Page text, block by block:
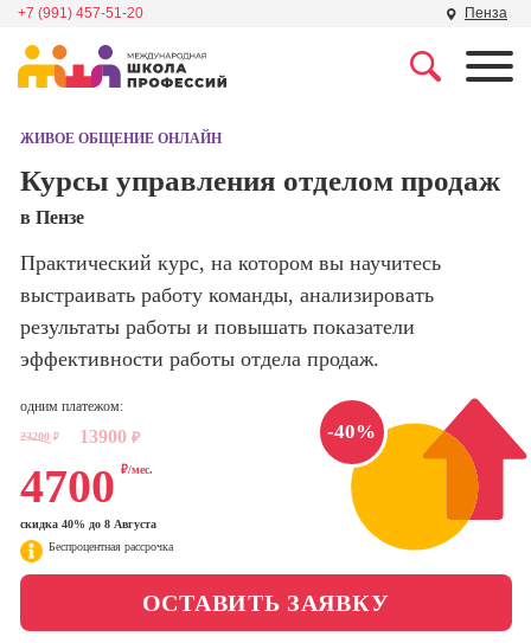
+7 (991) 457-51-20 Пенза
Школа дизайна
программирования
Школа психологии
мастерства
Школа бизнеса и
управления
Фотошкола
Школа медиа
поисковой
продвижение
сайтов)
Профессия
Профессия
Менеджер по
маркетингу в
социальных
сетях (SMM-
менеджер)
Специалист по
таргетингу
ЖИВОЕ ОБЩЕНИЕ ОНЛАЙН
Курсы управления отделом продаж
в Пензе
Практический курс, на котором вы научитесь
выстраивать работу команды, анализировать
результаты работы и повышать показатели
эффективности работы отдела продаж.
-40%
одним платежом:
23200 ₽ 13900 ₽
4700 ₽/мес.
скидка 40% до 8 Августа
Беспроцентная рассрочка
ОСТАВИТЬ ЗАЯВКУ